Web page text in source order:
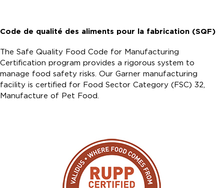
Code de qualité des aliments pour la fabrication (SQF)
The Safe Quality Food Code for Manufacturing
Certification program provides a rigorous system to
manage food safety risks. Our Garner manufacturing
facility is certified for Food Sector Category (FSC) 32,
Manufacture of Pet Food.